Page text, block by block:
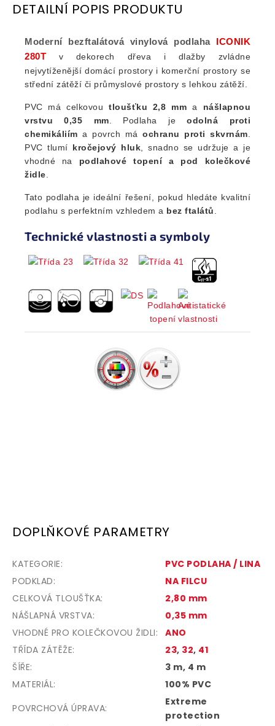
DETAILNÍ POPIS PRODUKTU
Moderní bezftalátová vinylová podlaha ICONIK
280T v dekorech dřeva i dlažby zvládne
nejvytíženější domácí prostory i komerční prostory se
střední zátěží či průmyslové prostory s lehkou zátěží.
PVC má celkovoutloušťku 2,8 mm a nášlapnou
vrstvu 0,35 mm. Podlaha jeodolná proti
chemikáliím a povrch má ochranu proti skvrnám.
PVC tlumí kročejový hluk, snadno se udržuje a je
vhodné na
podlahové topení a pod kolečkové
židle.
Tato podlaha je ideální řešení, pokud hledáte kvalitní
podlahu s perfektním vzhledem a bez ftalátů.
Technické vlastnosti a symboly
DOPLŇKOVÉ PARAMETRY
KATEGORIE:
PVC PODLAHA / LINA
PODKLAD:
NA FILCU
CELKOVÁ TLOUŠŤKA:
2,80 mm
NÁŠLAPNÁ VRSTVA:
0,35 mm
VHODNÉ PRO KOLEČKOVOU ŽIDLI:
ANO
TŘÍDA ZÁTĚŽE: 23, 32, 41
ŠÍŘE:
3 m, 4 m
MATERIÁL:
100% PVC
POVRCHOVÁ ÚPRAVA:
Extreme
protection